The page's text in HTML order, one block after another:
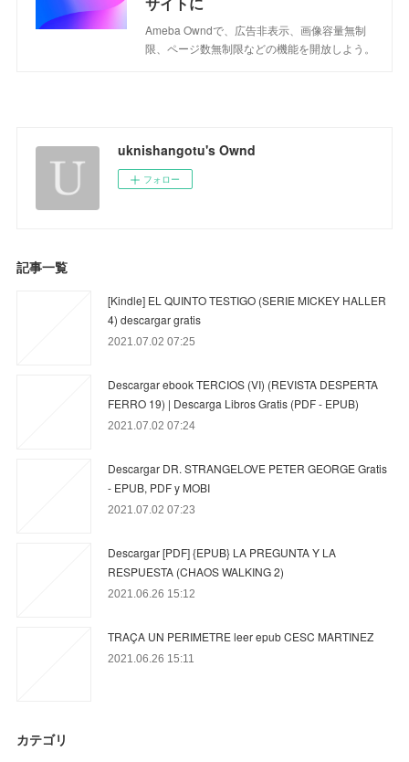
Ameba Owndで、広告非表示、画像容量無制
限、ページ数無制限などの機能を開放しよう。
uknishangotu's Ownd
フォロー
記事一覧
[Kindle] EL QUINTO TESTIGO (SERIE MICKEY HALLER
4) descargar gratis
2021.07.02 07:25
Descargar ebook TERCIOS (VI) (REVISTA DESPERTA
FERRO 19) | Descarga Libros Gratis (PDF - EPUB)
2021.07.02 07:24
Descargar DR. STRANGELOVE PETER GEORGE Gratis
- EPUB, PDF y MOBI
2021.07.02 07:23
Descargar [PDF] {EPUB} LA PREGUNTA Y LA
RESPUESTA (CHAOS WALKING 2)
2021.06.26 15:12
TRAÇA UN PERIMETRE leer epub CESC MARTINEZ
2021.06.26 15:11
カテゴリ